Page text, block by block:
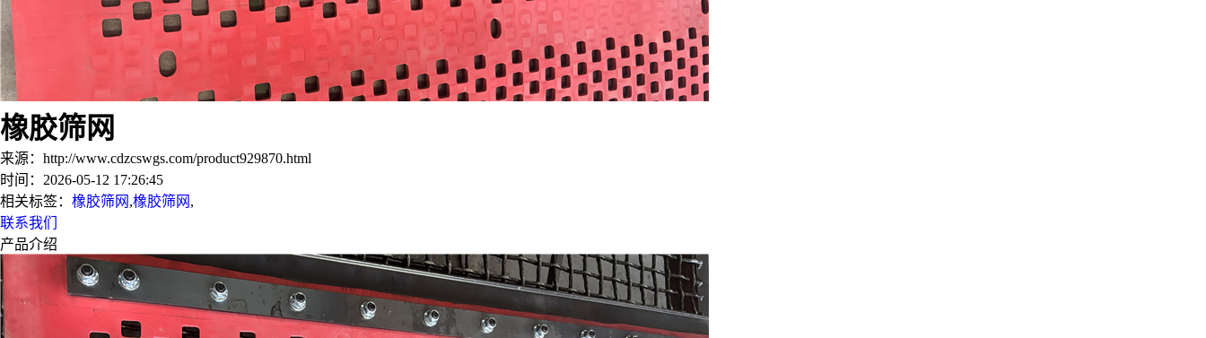
橡胶筛网
来源：http://www.cdzcswgs.com/product929870.html
时间：2026-05-12 17:26:45
相关标签： 橡胶筛网 ,橡胶筛网 ,
联系我们
产品介绍